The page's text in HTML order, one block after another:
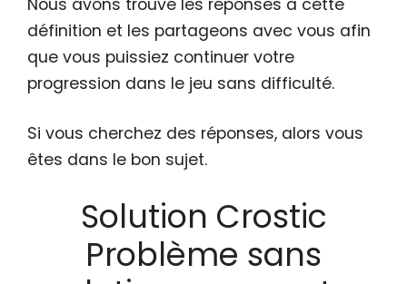
définition et les partageons avec vous afin
que vous puissiez continuer votre
progression dans le jeu sans difficulté.
Si vous cherchez des réponses, alors vous
êtes dans le bon sujet.
Solution Crostic
Problème sans